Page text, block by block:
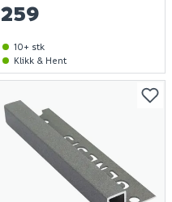
259
10+ stk
Klikk & Hent